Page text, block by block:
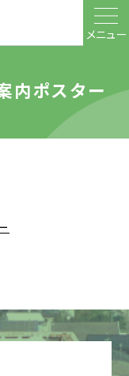
メニュー
内ポスター